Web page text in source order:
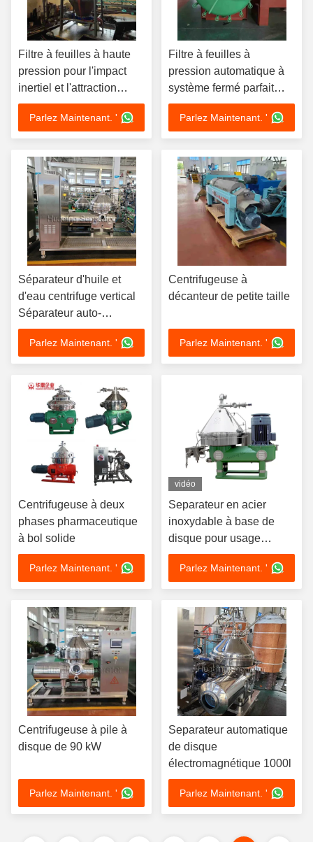
Filtre à feuilles à haute
pression pour l'impact
inertiel et l'attraction
électrostatique
Parlez Maintenant. '
Filtre à feuilles à
pression automatique à
système fermé parfait
pour la filtration à grande
échelle
Parlez Maintenant. '
Séparateur d'huile et
d'eau centrifuge vertical
Séparateur auto-
nettoyant
Parlez Maintenant. '
Centrifugeuse à
décanteur de petite taille
Parlez Maintenant. '
Centrifugeuse à deux
phases pharmaceutique
à bol solide
Parlez Maintenant. '
vidéo
Separateur en acier
inoxydable à base de
disque pour usage
industriel
Parlez Maintenant. '
Centrifugeuse à pile à
disque de 90 kW
Parlez Maintenant. '
Separateur automatique
de disque
électromagnétique 1000l
Parlez Maintenant. '